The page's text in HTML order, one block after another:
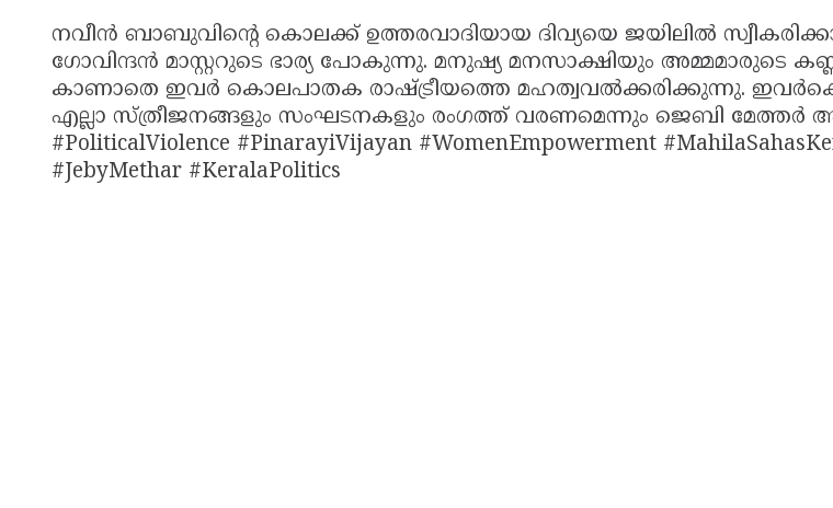
നവീൻ ബാബുവിന്റെ കൊലക്ക് ഉത്തരവാദിയായ ദിവ്യയെ ജയിലിൽ
ഗോവിന്ദൻ മാസ്റ്ററുടെ ഭാര്യ പോകുന്നു. മനുഷ്യ മനസാക്ഷിയും അമ്മമാരുടെ
കാണാതെ ഇവർ കൊലപാതക രാഷ്ട്രീയത്തെ മഹത്വവൽക്കരിക്കുന്നു.
എല്ലാ സ്ത്രീജനങ്ങളും സംഘടനകളും രംഗത്ത് വരണമെന്നും ജെബി മേത്തർ
#PoliticalViolence #PinarayiVijayan #WomenEmpowerment
#JebyMethar #KeralaPolitics